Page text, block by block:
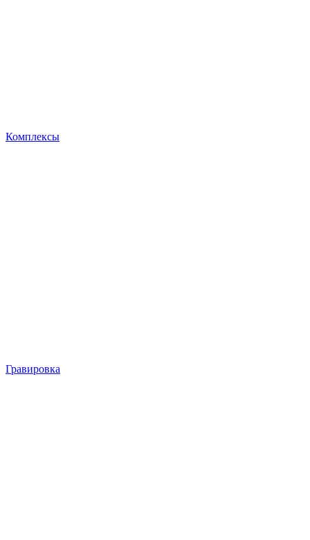
Комплексы
Гравировка